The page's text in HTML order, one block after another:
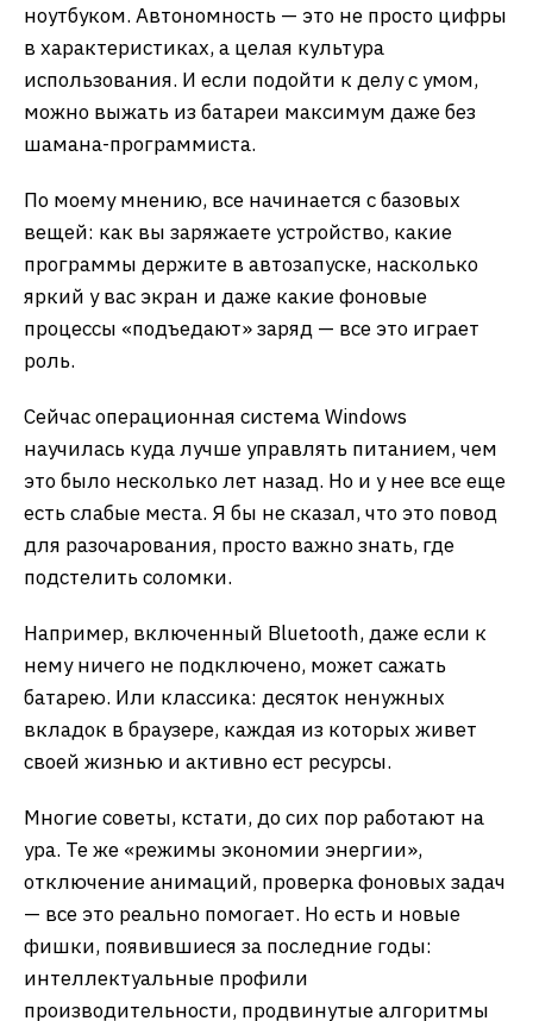
ноутбуком. Автономность — это не просто цифры
в характеристиках, а целая культура
использования. И если подойти к делу с умом,
можно выжать из батареи максимум даже без
шамана-программиста.
По моему мнению, все начинается с базовых
вещей: как вы заряжаете устройство, какие
программы держите в автозапуске, насколько
яркий у вас экран и даже какие фоновые
процессы «подъедают» заряд — все это играет
роль.
Сейчас операционная система Windows
научилась куда лучше управлять питанием, чем
это было несколько лет назад. Но и у нее все еще
есть слабые места. Я бы не сказал, что это повод
для разочарования, просто важно знать, где
подстелить соломки.
Например, включенный Bluetooth, даже если к
нему ничего не подключено, может сажать
батарею. Или классика: десяток ненужных
вкладок в браузере, каждая из которых живет
своей жизнью и активно ест ресурсы.
Многие советы, кстати, до сих пор работают на
ура. Те же «режимы экономии энергии»,
отключение анимаций, проверка фоновых задач
— все это реально помогает. Но есть и новые
фишки, появившиеся за последние годы:
интеллектуальные профили
производительности, продвинутые алгоритмы